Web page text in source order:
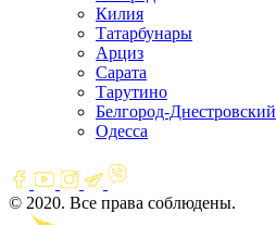
Килия
Татарбунары
Арциз
Сарата
Тарутино
Белгород-Днестровский
Одесса
© 2020. Все права соблюдены.